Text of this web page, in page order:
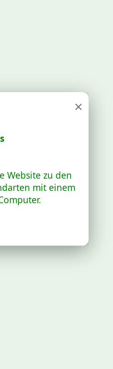
×
Website zu den
mit einem